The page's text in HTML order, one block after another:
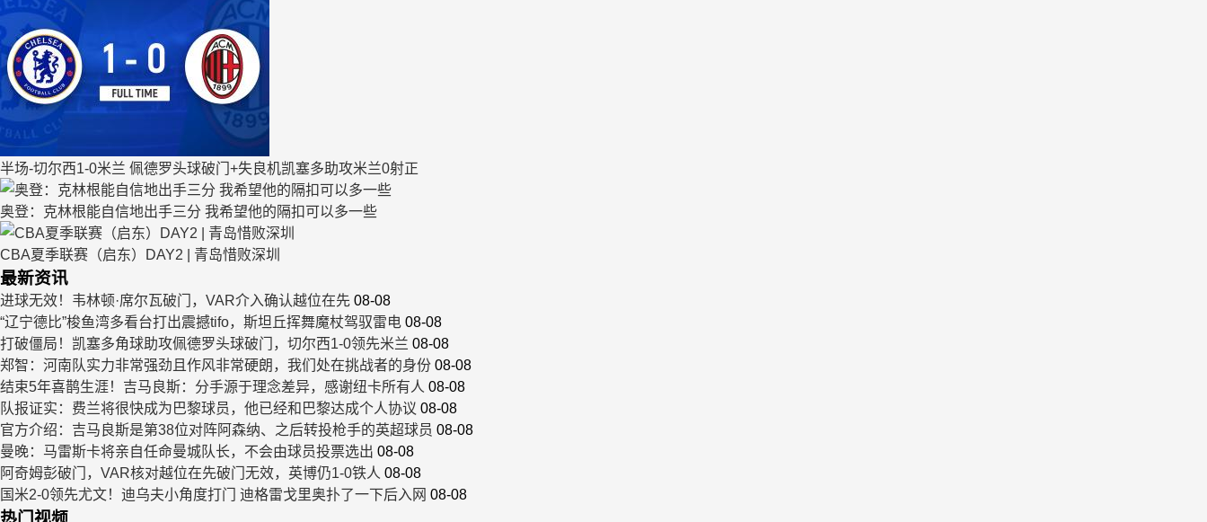
半场-切尔西1-0米兰 佩德罗头球破门+失良机凯塞多助攻米兰0射正
奥登：克林根能自信地出手三分 我希望他的隔扣可以多一些
CBA夏季联赛（启东）DAY2 | 青岛惜败深圳
最新资讯
进球无效！韦林顿·席尔瓦破门，VAR介入确认越位在先 08-08
“辽宁德比”梭鱼湾多看台打出震撼tifo，斯坦丘挥舞魔杖驾驭雷电 08-08
打破僵局！凯塞多角球助攻佩德罗头球破门，切尔西1-0领先米兰 08-08
郑智：河南队实力非常强劲且作风非常硬朗，我们处在挑战者的身份 08-08
结束5年喜鹊生涯！吉马良斯：分手源于理念差异，感谢纽卡所有人 08-08
队报证实：费兰将很快成为巴黎球员，他已经和巴黎达成个人协议 08-08
官方介绍：吉马良斯是第38位对阵阿森纳、之后转投枪手的英超球员 08-08
曼晚：马雷斯卡将亲自任命曼城队长，不会由球员投票选出 08-08
阿奇姆彭破门，VAR核对越位在先破门无效，英博仍1-0铁人 08-08
国米2-0领先尤文！迪乌夫小角度打门 迪格雷戈里奥扑了一下后入网 08-08
热门视频